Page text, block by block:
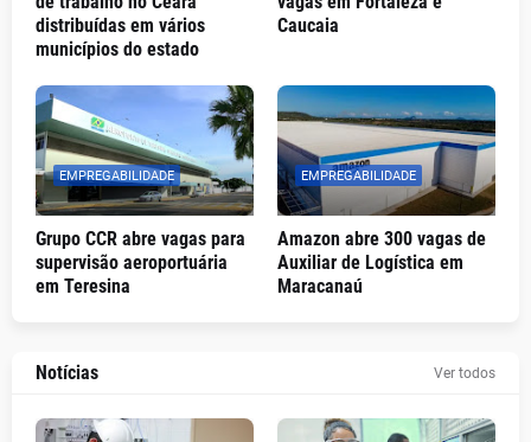
distribuídas em vários
municípios do estado
Caucaia
EMPREGABILIDADE
Grupo CCR abre vagas para
supervisão aeroportuária
em Teresina
EMPREGABILIDADE
Amazon abre 300 vagas de
Auxiliar de Logística em
Maracanaú
Notícias Ver todos